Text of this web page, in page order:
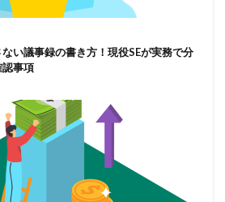
い議事録の書き方！現役SEが実務で分
認事項